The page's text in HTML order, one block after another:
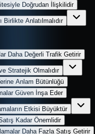
Doğrudan İlişkilidir
Anlatılmalıdır
Daha Değerli Trafik Getirir
Stratejik Olmalıdır
Anlam Bütünlüğü
Güven İnşa Eder
Etkisi Büyüktür
Kadar Önemlidir
Daha Fazla Satış Getirir